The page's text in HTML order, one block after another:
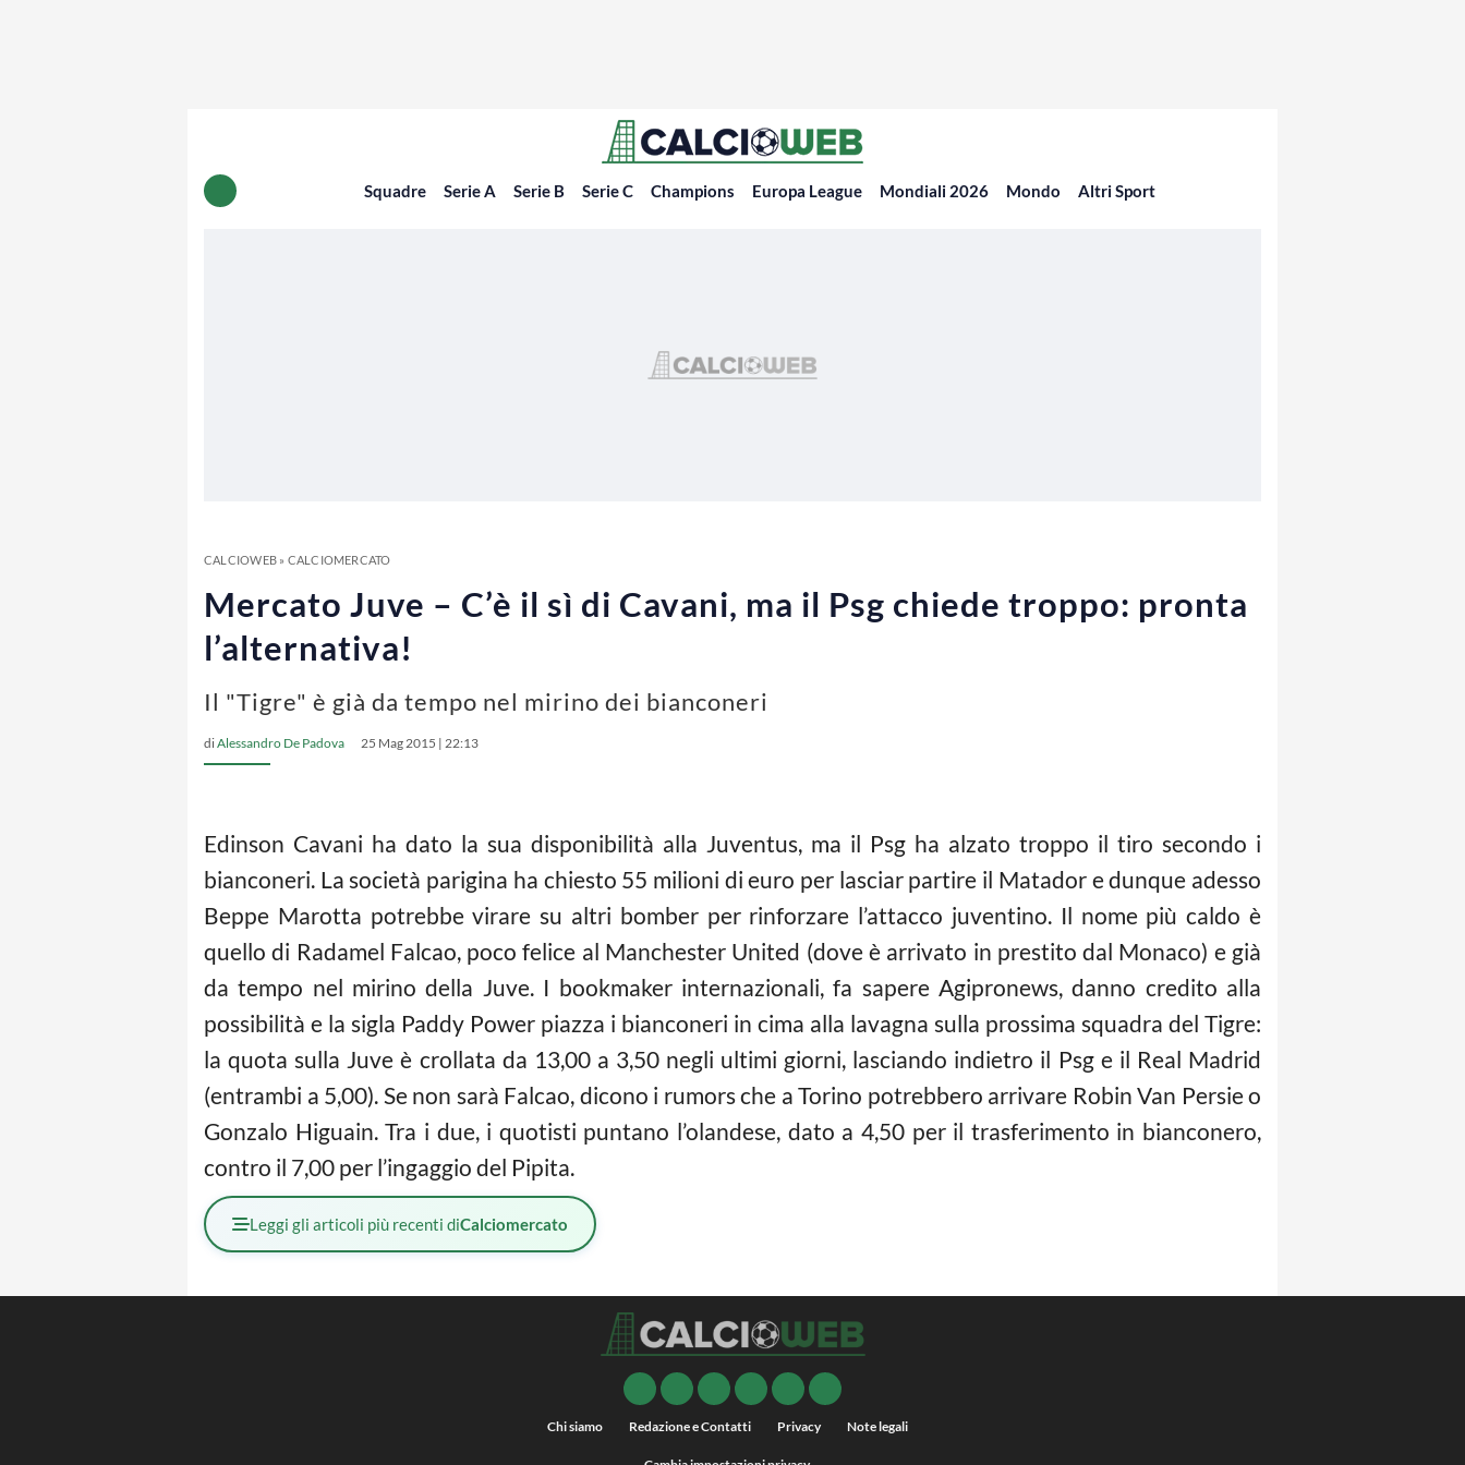
Squadre Serie A Serie B Serie C Champions Europa League Mondiali 2026 Mondo Altri Sport
CALCIOWEB» CALCIOMERCATO
Mercato Juve – C’è il sì di Cavani, ma il Psg chiede troppo: pronta
l’alternativa!
Il "Tigre" è già da tempo nel mirino dei bianconeri
diAlessandro De Padova 25 Mag 2015 | 22:13
Edinson Cavani ha dato la sua disponibilità alla Juventus, ma il Psg ha alzato troppo il tiro secondo i
bianconeri. La società parigina ha chiesto 55 milioni di euro per lasciar partire il Matador e dunque adesso
Beppe Marotta potrebbe virare su altri bomber per rinforzare l’attacco juventino. Il nome più caldo è
quello di Radamel Falcao, poco felice al Manchester United (dove è arrivato in prestito dal Monaco) e già
da tempo nel mirino della Juve. I bookmaker internazionali, fa sapere Agipronews, danno credito alla
possibilità e la sigla Paddy Power piazza i bianconeri in cima alla lavagna sulla prossima squadra del Tigre:
la quota sulla Juve è crollata da 13,00 a 3,50 negli ultimi giorni, lasciando indietro il Psg e il Real Madrid
(entrambi a 5,00). Se non sarà Falcao, dicono i rumors che a Torino potrebbero arrivare Robin Van Persie o
Gonzalo Higuain. Tra i due, i quotisti puntano l’olandese, dato a 4,50 per il trasferimento in bianconero,
contro il 7,00 per l’ingaggio del Pipita.
Leggi gli articoli più recenti diCalciomercato
Chi siamo Redazione e Contatti Privacy Note legali